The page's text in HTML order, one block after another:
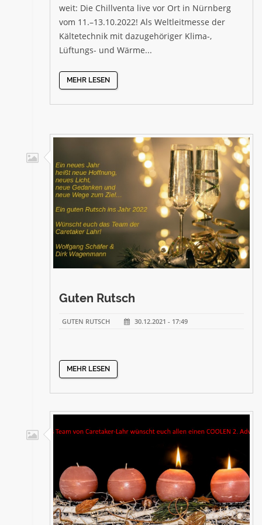
weit: Die Chillventa live vor Ort in Nürnberg
vom 11.–13.10.2022! Als Weltleitmesse der
Kältetechnik mit dazugehöriger Klima-,
Lüftungs- und Wärme...
MEHR LESEN
Guten Rutsch
GUTEN RUTSCH 30.12.2021 - 17:49
MEHR LESEN